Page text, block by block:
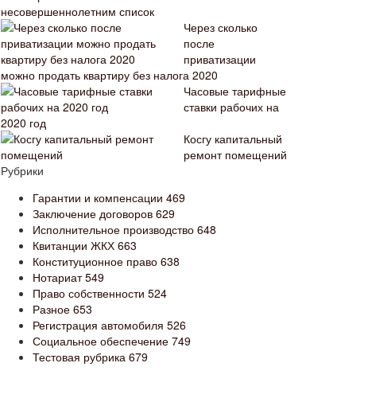
несовершеннолетним список
Через сколько
после
приватизации
можно продать квартиру без налога 2020
Часовые тарифные
ставки рабочих на
2020 год
Косгу капитальный
ремонт помещений
Рубрики
Гарантии и компенсации 469
Заключение договоров 629
Исполнительное производство 648
Квитанции ЖКХ 663
Конституционное право 638
Нотариат549
Право собственности 524
Разное 653
Регистрация автомобиля 526
Социальное обеспечение 749
Тестовая рубрика 679